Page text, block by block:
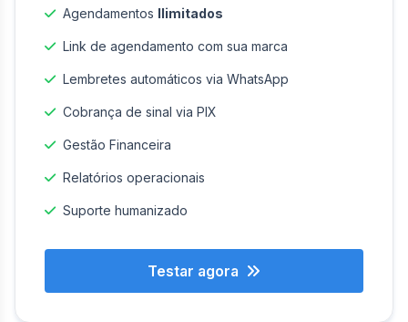
Agendamentos Ilimitados
Link de agendamento com sua marca
Lembretes automáticos via WhatsApp
Cobrança de sinal via PIX
Gestão Financeira
Relatórios operacionais
Suporte humanizado
Testar agora